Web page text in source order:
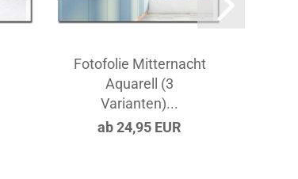
Fotofolie Mitternacht
Aquarell (3
Varianten)...
ab 24,95 EUR